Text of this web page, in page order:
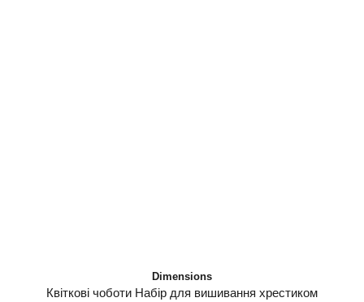
Dimensions
Квіткові чоботи Набір для вишивання хрестиком